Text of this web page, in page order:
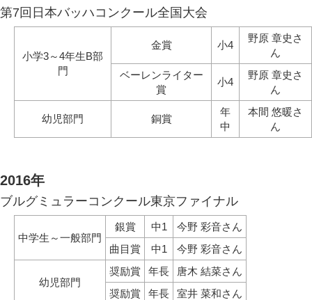
第7回日本バッハコンクール全国大会
小学3～4年生B部
門
金賞 小4
野原 章史さ
ん
ベーレンライター
賞
小4
野原 章史さ
ん
幼児部門 銅賞
年
中
本間 悠暖さ
ん
2016年
ブルグミュラーコンクール東京ファイナル
中学生～一般部門
銀賞 中1
今野 彩音さん
曲目賞
中1 今野 彩音さん
幼児部門
奨励賞 年長
唐木 結菜さん
奨励賞
年長 室井 菜和さん